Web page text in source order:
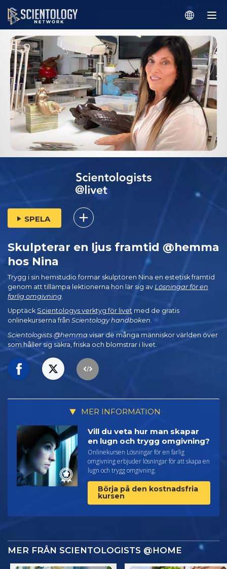
SPELA
Skulpterar en ljus framtid @hemma
hos Nina
Trygg i sin hemstudio formar skulptören Nina en estetisk framtid
genom att tillämpa lektionerna hon lär sig av Lösningar för en
farlig omgivning
Upptäck Scientologys verktyg för livet med de gratis
onlinekurserna från Scientology handboken.
Scientologists @hemmavisar de många människor världen över
som håller sig säkra, friska och blomstrar i livet.
MER INFORMATION
Vill du veta hur man skapar
en lugn och trygg omgivning?
Onlinekursen Lösningar för en farlig
omgivning erbjuder lösningar för att skapa en
lugn och trygg omgivning.
Börja på den kostnadsfria
kursen
MER FRÅN SCIENTOLOGISTS @HOME